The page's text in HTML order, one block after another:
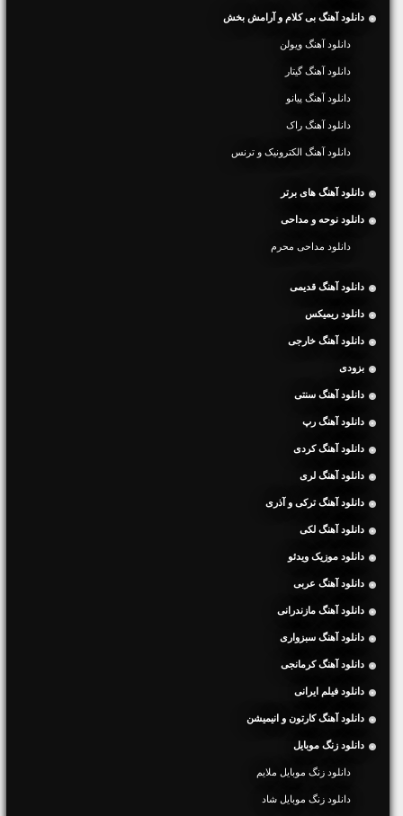
دانلود آهنگ بی کلام و آرامش بخش
دانلود آهنگ ویولن
دانلود آهنگ گیتار
دانلود آهنگ پیانو
دانلود آهنگ راک
دانلود آهنگ الکترونیک و ترنس
دانلود آهنگ های برتر
دانلود نوحه و مداحی
دانلود مداحی محرم
دانلود آهنگ قدیمی
دانلود ریمیکس
دانلود آهنگ خارجی
بزودی
دانلود آهنگ سنتی
دانلود آهنگ رپ
دانلود آهنگ کردی
دانلود آهنگ لری
دانلود آهنگ ترکی و آذری
دانلود آهنگ لکی
دانلود موزیک ویدئو
دانلود آهنگ عربی
دانلود آهنگ مازندرانی
دانلود آهنگ سبزواری
دانلود آهنگ کرمانجی
دانلود فیلم ایرانی
دانلود آهنگ کارتون و انیمیشن
دانلود زنگ موبایل
دانلود زنگ موبایل ملایم
دانلود زنگ موبایل شاد